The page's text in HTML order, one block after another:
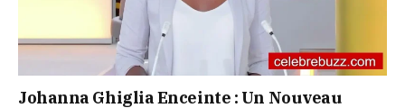
Johanna Ghiglia Enceinte : Un Nouveau